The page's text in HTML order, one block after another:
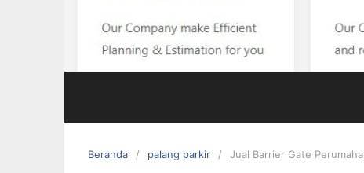
Beranda palang parkir Jual Barrier Gate